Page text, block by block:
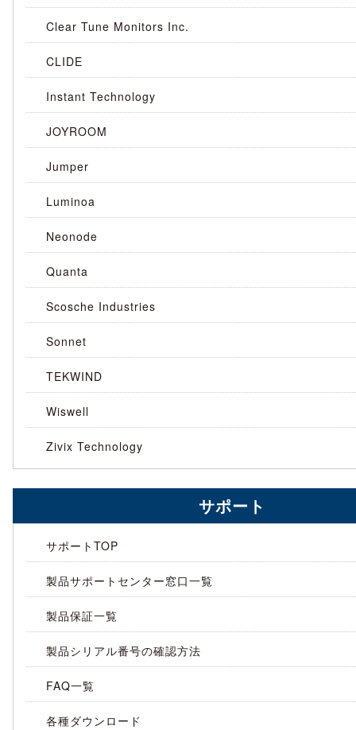
Clear Tune Monitors Inc.
CLIDE
Instant Technology
JOYROOM
Jumper
Luminoa
Neonode
Quanta
Scosche Industries
Sonnet
TEKWIND
Wiswell
Zivix Technology
サポート
サポートTOP
製品サポートセンター窓口一覧
製品保証一覧
製品シリアル番号の確認方法
FAQ一覧
各種ダウンロード